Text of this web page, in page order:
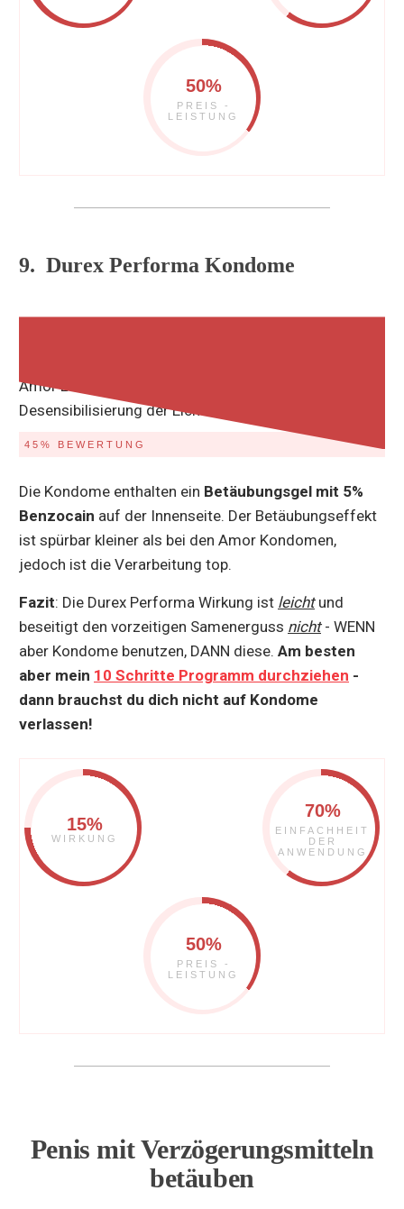
50%
PREIS -
LEISTUNG
9. Durex Performa Kondome
Amor Long Love Kondome den Akt durch
Desensibilisierung der Eichel.
45% BEWERTUNG
Die Kondome enthalten ein Betäubungsgel mit 5%
Benzocain auf der Innenseite. Der Betäubungseffekt
ist spürbar kleiner als bei den Amor Kondomen,
jedoch ist die Verarbeitung top.
Fazit: Die Durex Performa Wirkung ist leichtund
beseitigt den vorzeitigen Samenerguss nicht- WENN
aber Kondome benutzen, DANN diese. Am besten
aber mein 10 Schritte Programm durchziehen -
dann brauchst du dich nicht auf Kondome
verlassen!
15%
WIRKUNG
70%
EINFACHHEIT
DER
ANWENDUNG
50%
PREIS -
LEISTUNG
Penis mit Verzögerungsmitteln
betäuben